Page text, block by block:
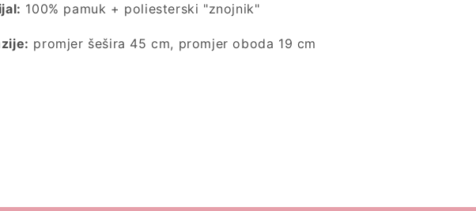
100% pamuk + poliesterski "znojnik"
promjer šešira 45 cm, promjer oboda 19 cm